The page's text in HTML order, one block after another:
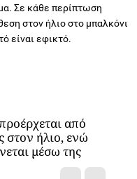
Σε κάθε περίπτωση
στον ήλιο στο μπαλκόνι
είναι εφικτό.
από
στον ήλιο, ενώ
μέσω της